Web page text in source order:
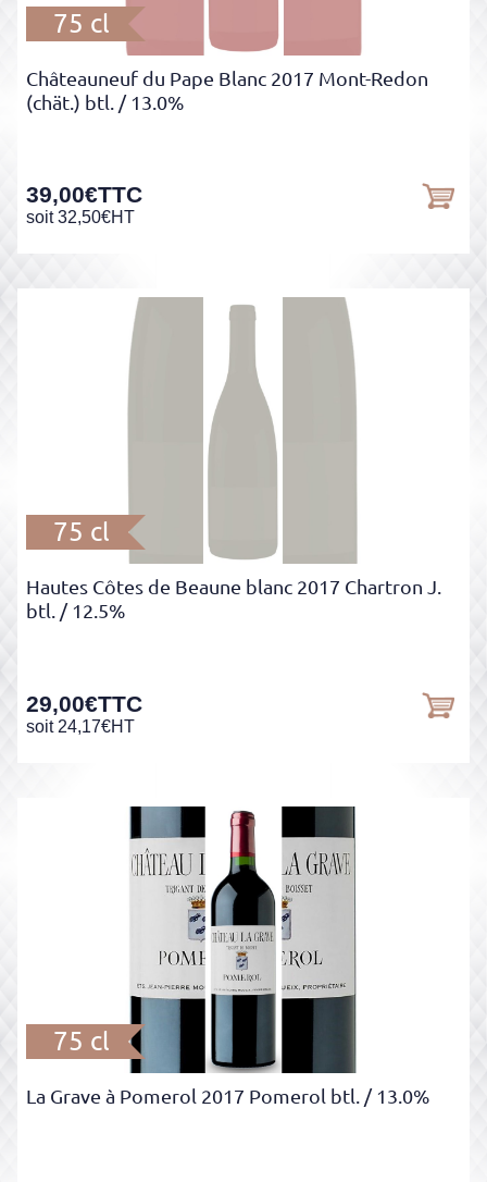
75 cl
Châteauneuf du Pape Blanc 2017 Mont-Redon
(chät.) btl.
/ 13.0%
39,00€TTC
soit 32,50€HT
75 cl
Hautes Côtes de Beaune blanc 2017 Chartron J.
btl. / 12.5%
29,00€TTC
soit 24,17€HT
75 cl
La Grave à Pomerol 2017 Pomerol btl. / 13.0%